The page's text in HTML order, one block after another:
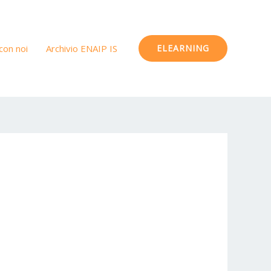
noi Archivio ENAIP IS ELEARNING